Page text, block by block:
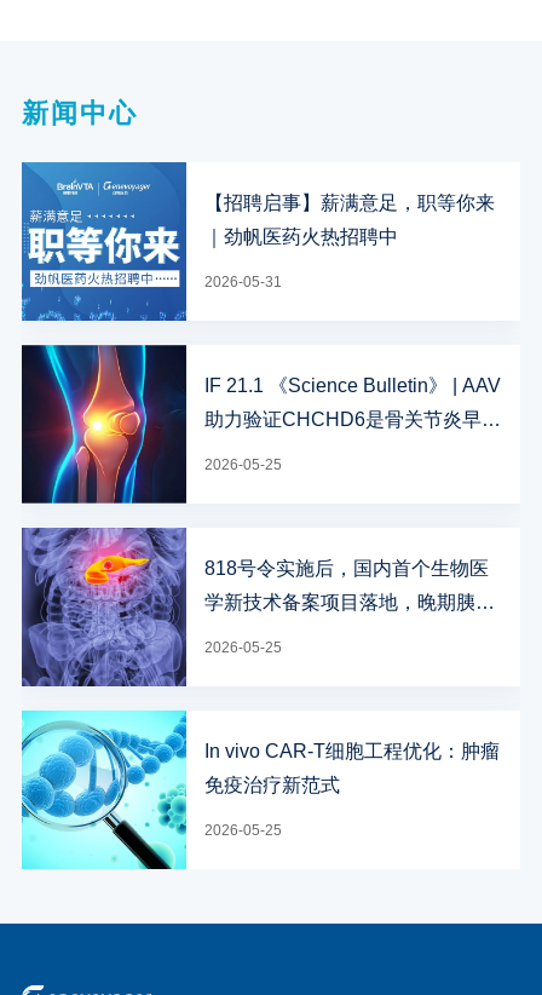
新闻中心
【招聘启事】薪满意足，职等你来
｜劲帆医药火热招聘中
2026-05-31
IF 21.1 《Science Bulletin》 | AAV
助力验证CHCHD6是骨关节炎早期
钙化的“线粒体开关”
2026-05-25
818号令实施后，国内首个生物医
学新技术备案项目落地，晚期胰腺
癌细胞治疗迎来新突破
2026-05-25
In vivo CAR-T细胞工程优化：肿瘤
免疫治疗新范式
2026-05-25